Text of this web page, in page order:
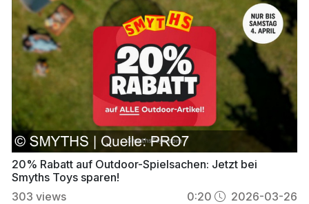
20% Rabatt auf Outdoor-Spielsachen: Jetzt bei
Smyths Toys sparen!
303 views 0:20 2026-03-26